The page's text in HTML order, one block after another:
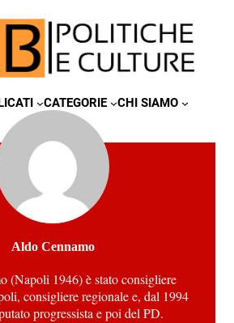
CATEGORIE CHI SIAMO
Aldo Cennamo
(Napoli 1946) è stato consigliere
consigliere regionale e, dal 1994
progressista e poi del PD.